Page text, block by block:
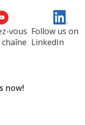
vous Follow us on
LinkedIn
now!